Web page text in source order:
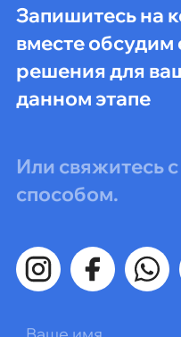
Запишитесь на
вместе
решения для
данном этапе
Или свяжитесь
способом.